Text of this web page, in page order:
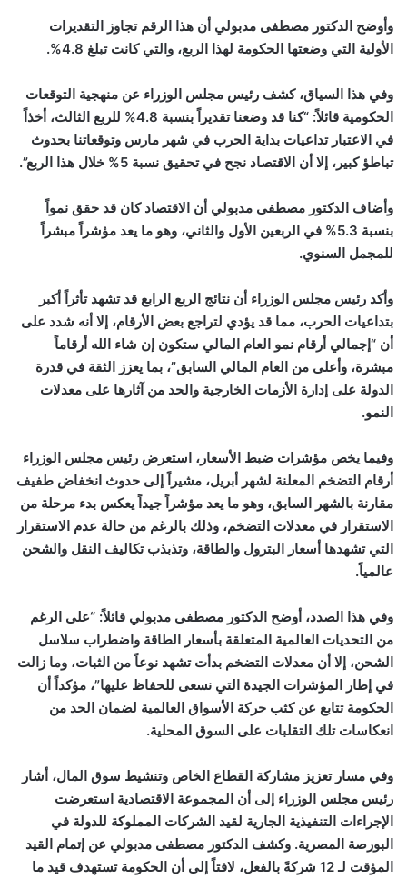
وأوضح الدكتور مصطفى مدبولي أن هذا الرقم تجاوز التقديرات
الأولية التي وضعتها الحكومة لهذا الربع، والتي كانت تبلغ 4.8%.
وفي هذا السياق، كشف رئيس مجلس الوزراء عن منهجية التوقعات
الحكومية قائلاً: “كنا قد وضعنا تقديراً بنسبة 4.8% للربع الثالث، أخذاً
في الاعتبار تداعيات بداية الحرب في شهر مارس وتوقعاتنا بحدوث
تباطؤ كبير، إلا أن الاقتصاد نجح في تحقيق نسبة 5% خلال هذا الربع”.
وأضاف الدكتور مصطفى مدبولي أن الاقتصاد كان قد حقق نمواً
بنسبة 5.3% في الربعين الأول والثاني، وهو ما يعد مؤشراً مبشراً
للمجمل السنوي.
وأكد رئيس مجلس الوزراء أن نتائج الربع الرابع قد تشهد تأثراً أكبر
بتداعيات الحرب، مما قد يؤدي لتراجع بعض الأرقام، إلا أنه شدد على
أن “إجمالي أرقام نمو العام المالي ستكون إن شاء الله أرقاماً
مبشرة، وأعلى من العام المالي السابق”، بما يعزز الثقة في قدرة
الدولة على إدارة الأزمات الخارجية والحد من آثارها على معدلات
النمو.
وفيما يخص مؤشرات ضبط الأسعار، استعرض رئيس مجلس الوزراء
أرقام التضخم المعلنة لشهر أبريل، مشيراً إلى حدوث انخفاض طفيف
مقارنة بالشهر السابق، وهو ما يعد مؤشراً جيداً يعكس بدء مرحلة من
الاستقرار في معدلات التضخم، وذلك بالرغم من حالة عدم الاستقرار
التي تشهدها أسعار البترول والطاقة، وتذبذب تكاليف النقل والشحن
عالمياً.
وفي هذا الصدد، أوضح الدكتور مصطفى مدبولي قائلاً: “على الرغم
من التحديات العالمية المتعلقة بأسعار الطاقة واضطراب سلاسل
الشحن، إلا أن معدلات التضخم بدأت تشهد نوعاً من الثبات، وما زالت
في إطار المؤشرات الجيدة التي نسعى للحفاظ عليها”، مؤكداً أن
الحكومة تتابع عن كثب حركة الأسواق العالمية لضمان الحد من
انعكاسات تلك التقلبات على السوق المحلية.
وفي مسار تعزيز مشاركة القطاع الخاص وتنشيط سوق المال، أشار
رئيس مجلس الوزراء إلى أن المجموعة الاقتصادية استعرضت
الإجراءات التنفيذية الجارية لقيد الشركات المملوكة للدولة في
البورصة المصرية. وكشف الدكتور مصطفى مدبولي عن إتمام القيد
المؤقت لـ 12 شركةً بالفعل، لافتاً إلى أن الحكومة تستهدف قيد ما